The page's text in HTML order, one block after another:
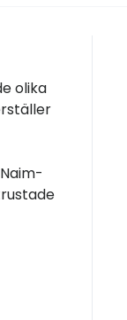
olika